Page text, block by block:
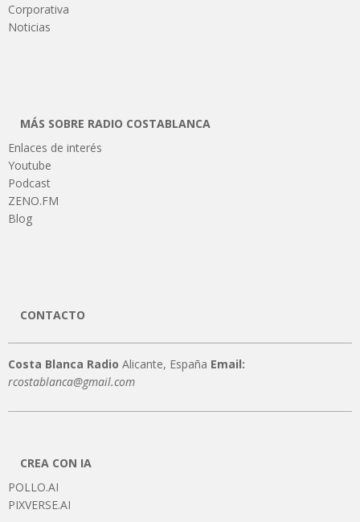
Corporativa
Noticias
MÁS SOBRE RADIO COSTABLANCA
Enlaces de interés
Youtube
Podcast
ZENO.FM
Blog
CONTACTO
Costa Blanca Radio Alicante, España Email:
rcostablanca@gmail.com
CREA CON IA
POLLO.AI
PIXVERSE.AI